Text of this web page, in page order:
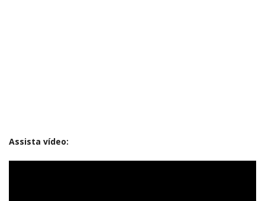
Assista vídeo: